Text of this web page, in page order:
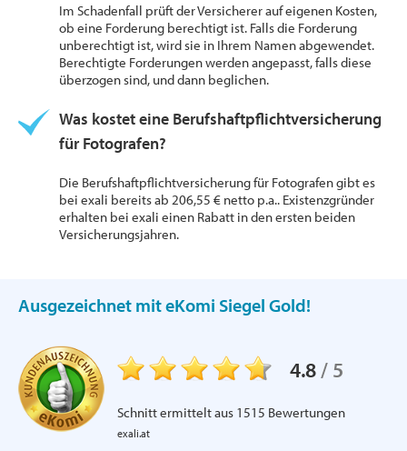
Im Schadenfall prüft der Versicherer auf eigenen Kosten,
ob eine Forderung berechtigt ist. Falls die Forderung
unberechtigt ist, wird sie in Ihrem Namen abgewendet.
Berechtigte Forderungen werden angepasst, falls diese
überzogen sind, und dann beglichen.
Was kostet eine Berufshaftpflichtversicherung
für Fotografen?
Die Berufshaftpflichtversicherung für Fotografen gibt es
bei exali bereits ab 206,55 € netto p.a.. Existenzgründer
erhalten bei exali einen Rabatt in den ersten beiden
Versicherungsjahren.
Ausgezeichnet mit eKomi Siegel Gold!
4.8/ 5
Schnitt ermittelt aus 1515 Bewertungen
exali.at